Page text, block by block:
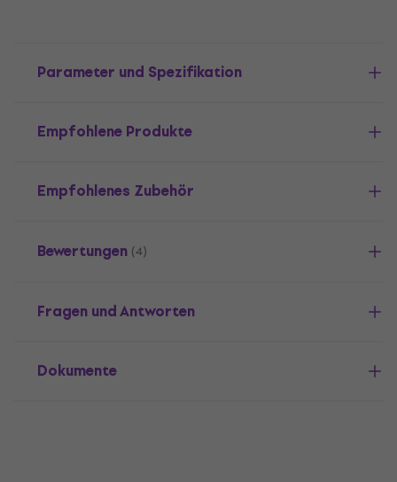
Parameter und Spezifikation
Empfohlene Produkte
Empfohlenes Zubehör
Bewertungen (4)
Fragen und Antworten
Dokumente